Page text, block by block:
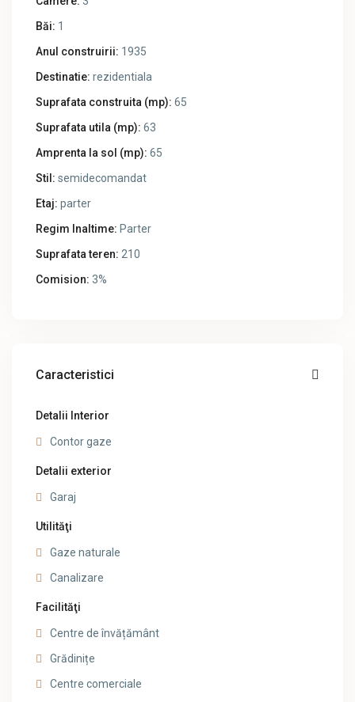
Băi: 1
Anul construirii: 1935
Destinatie: rezidentiala
Suprafata construita (mp): 65
Suprafata utila (mp): 63
Amprenta la sol (mp): 65
Stil: semidecomandat
Etaj: parter
Regim Inaltime: Parter
Suprafata teren: 210
Comision: 3%
Caracteristici
Detalii Interior
Contor gaze
Detalii exterior
Garaj
Utilităţi
Gaze naturale
Canalizare
Facilităţi
Centre de învățământ
Grădinițe
Centre comerciale